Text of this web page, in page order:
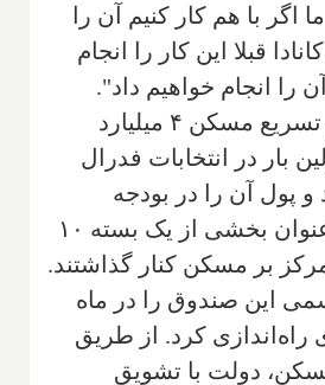
با هم کار کنیم آن را
قبلا این کار را انجام
را انجام خواهیم داد".
لیبرال‌ها صندوق تسریع مسکن ۴ میلیارد
بار در انتخابات فدرال
و پول آن را در بودجه
فدرال ۲۰۲۲ به عنوان بخشی از یک بسته ۱۰
بر مسکن کنار گذاشتند.
این صندوق را در ماه
کرد. از طریق
دولت با تشویق